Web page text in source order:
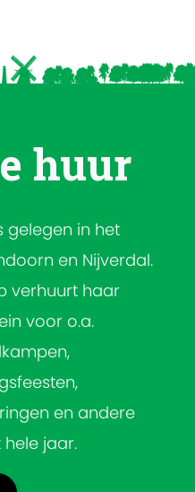
huur
gelegen in het
en Nijverdal.
verhuurt haar
voor o.a.
en andere
jaar.